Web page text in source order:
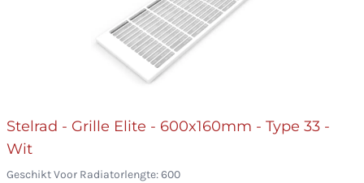
Stelrad - Grille Elite - 600x160mm - Type 33 -
Wit
Geschikt Voor Radiatorlengte: 600